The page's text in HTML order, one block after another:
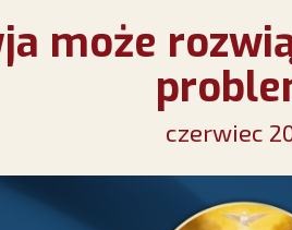
może
czerwiec